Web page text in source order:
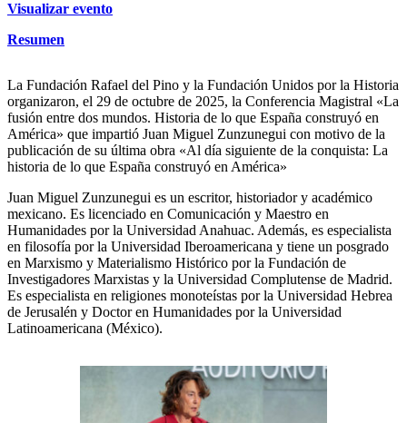
Visualizar evento
Resumen
La Fundación Rafael del Pino y la Fundación Unidos por la Historia
organizaron, el 29 de octubre de 2025, la Conferencia Magistral «La
fusión entre dos mundos. Historia de lo que España construyó en
América» que impartió Juan Miguel Zunzunegui con motivo de la
publicación de su última obra «Al día siguiente de la conquista: La
historia de lo que España construyó en América»
Juan Miguel Zunzunegui es un escritor, historiador y académico
mexicano. Es licenciado en Comunicación y Maestro en
Humanidades por la Universidad Anahuac. Además, es especialista
en filosofía por la Universidad Iberoamericana y tiene un posgrado
en Marxismo y Materialismo Histórico por la Fundación de
Investigadores Marxistas y la Universidad Complutense de Madrid.
Es especialista en religiones monoteístas por la Universidad Hebrea
de Jerusalén y Doctor en Humanidades por la Universidad
Latinoamericana (México).